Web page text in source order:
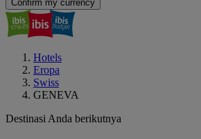
Confirm my currency
Hotels
Eropa
Swiss
GENEVA
Destinasi Anda berikutnya